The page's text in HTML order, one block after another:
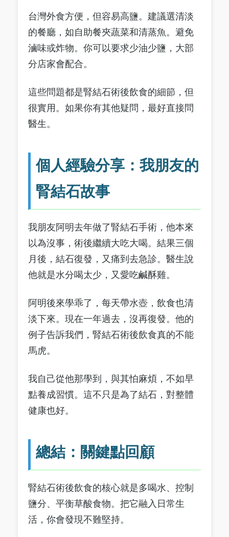
台灣外食方便，但容易高鹽。建議選清淡
的餐廳，如自助餐夾蔬菜和清蒸魚。避免
滷味或炸物。你可以要求少油少鹽，大部
分店家會配合。
這些問題都是腎結石術後飲食的細節，但
很實用。如果你有其他疑問，最好直接問
醫生。
個人經驗分享：我朋友的
腎結石故事
我朋友阿明去年做了腎結石手術，他本來
以為沒事，術後繼續大吃大喝。結果三個
月後，結石復發，又痛到去急診。醫生說
他就是水分喝太少，又愛吃鹹酥雞。
阿明後來學乖了，每天帶水壺，飲食也清
淡下來。現在一年過去，沒再復發。他的
例子告訴我們，腎結石術後飲食真的不能
馬虎。
我自己從他那學到，與其怕麻煩，不如早
點養成習慣。這不只是為了結石，對整體
健康也好。
總結：關鍵點回顧
腎結石術後飲食的核心就是多喝水、控制
鹽分、平衡草酸食物。把它融入日常生
活，你會發現不難堅持。